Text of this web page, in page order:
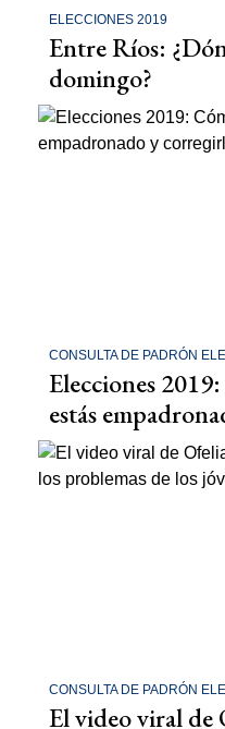
ELECCIONES 2019
Entre Ríos:
domingo?
CONSULTA DE PADRÓN
Elecciones
estás
CONSULTA DE PADRÓN
El video viral de